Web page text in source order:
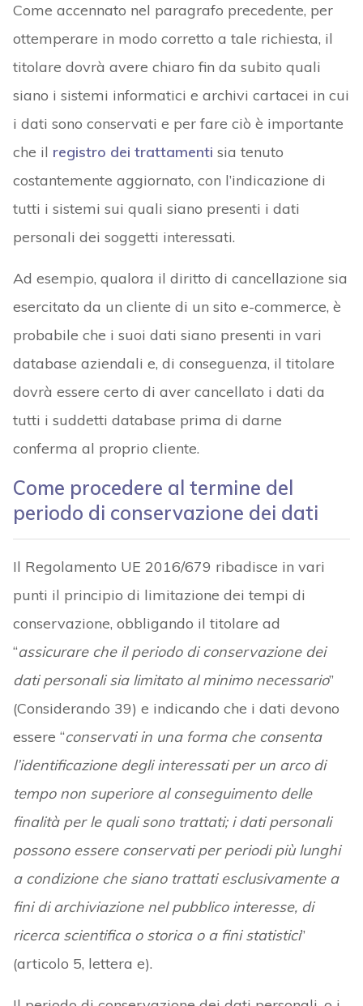
Come accennato nel paragrafo precedente, per
ottemperare in modo corretto a tale richiesta, il
titolare dovrà avere chiaro fin da subito quali
siano i sistemi informatici e archivi cartacei in cui
i dati sono conservati e per fare ciò è importante
che il registro dei trattamenti sia tenuto
costantemente aggiornato, con l’indicazione di
tutti i sistemi sui quali siano presenti i dati
personali dei soggetti interessati.
Ad esempio, qualora il diritto di cancellazione sia
esercitato da un cliente di un sito e-commerce, è
probabile che i suoi dati siano presenti in vari
database aziendali e, di conseguenza, il titolare
dovrà essere certo di aver cancellato i dati da
tutti i suddetti database prima di darne
conferma al proprio cliente.
Come procedere al termine del
periodo di conservazione dei dati
Il Regolamento UE 2016/679 ribadisce in vari
punti il principio di limitazione dei tempi di
conservazione, obbligando il titolare ad
“assicurare che il periodo di conservazione dei
dati personali sia limitato al minimo necessario”
(Considerando 39) e indicando che i dati devono
essere “conservati in una forma che consenta
l’identificazione degli interessati per un arco di
tempo non superiore al conseguimento delle
finalità per le quali sono trattati; i dati personali
possono essere conservati per periodi più lunghi
a condizione che siano trattati esclusivamente a
fini di archiviazione nel pubblico interesse, di
ricerca scientifica o storica o a fini statistici”
(articolo 5, lettera e).